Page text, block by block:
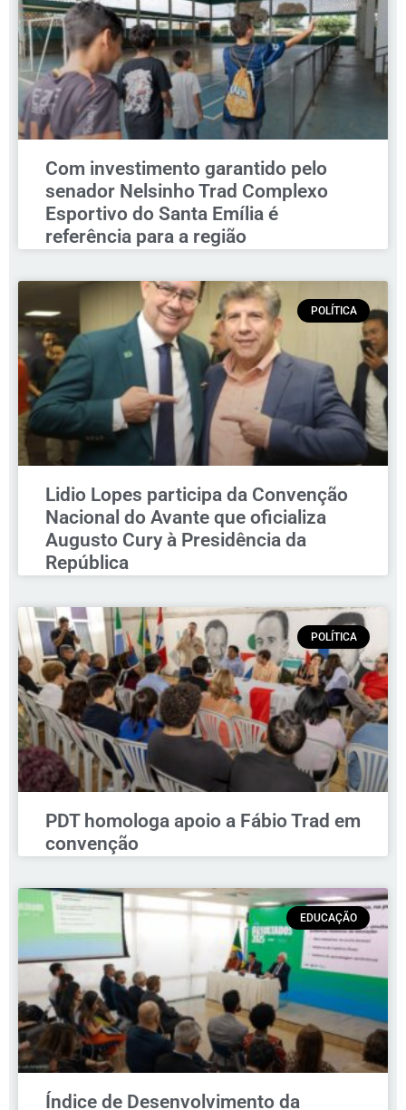
Com investimento garantido pelo
senador Nelsinho Trad Complexo
Esportivo do Santa Emília é
referência para a região
POLÍTICA
Lidio Lopes participa da Convenção
Nacional do Avante que oficializa
Augusto Cury à Presidência da
República
POLÍTICA
PDT homologa apoio a Fábio Trad em
convenção
EDUCAÇÃO
Índice de Desenvolvimento da